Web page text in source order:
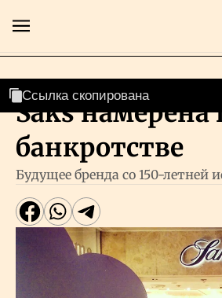
Главная
Бизнес
Рынки
Компании
Saks намерена
банкротстве
Будущее бренда со 150-летней
Ссылка скопирована
Ссылка скопирована